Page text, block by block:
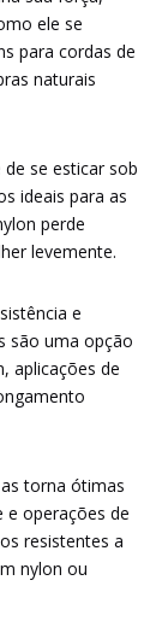
ele se
para cordas de
naturais
se esticar sob
ideais para as
perde
levemente.
e
são uma opção
aplicações de
torna ótimas
e operações de
resistentes a
nylon ou